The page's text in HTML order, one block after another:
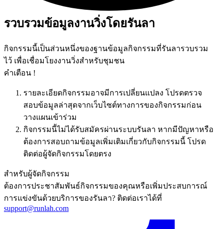
รวบรวมข้อมูลงานวิ่งโดยรันลา
กิจกรรมนี้เป็นส่วนหนึ่งของฐานข้อมูลกิจกรรมที่รันลารวบรวม
ไว้ เพื่อเชื่อมโยงงานวิ่งสำหรับชุมชน
คำเตือน !
รายละเอียดกิจกรรมอาจมีการเปลี่ยนแปลง โปรดตรวจ
สอบข้อมูลล่าสุดจากเว็บไซต์ทางการของกิจกรรมก่อน
วางแผนเข้าร่วม
กิจกรรมนี้ไม่ได้รับสมัครผ่านระบบรันลา หากมีปัญหาหรือ
ต้องการสอบถามข้อมูลเพิ่มเติมเกี่ยวกับกิจกรรมนี้ โปรด
ติดต่อผู้จัดกิจกรรมโดยตรง
สำหรับผู้จัดกิจกรรม
ต้องการประชาสัมพันธ์กิจกรรมของคุณหรือเพิ่มประสบการณ์
การแข่งขันด้วยบริการของรันลา? ติดต่อเราได้ที่
support@runlah.com